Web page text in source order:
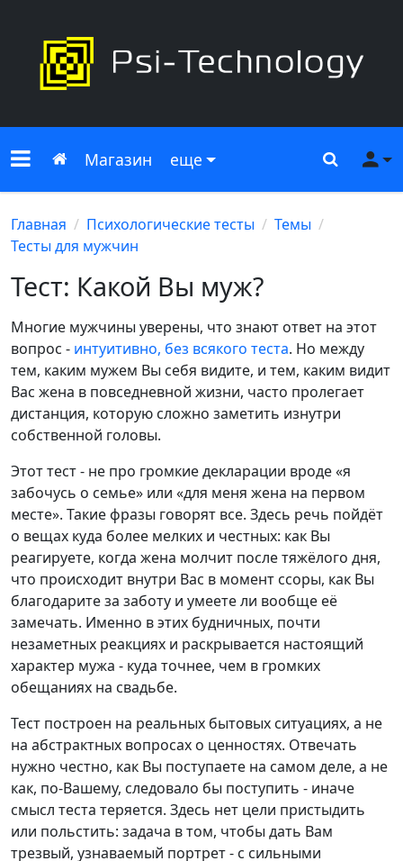
Меню сайта
Главная
Магазин еще Поиск
Главная Психологические тесты
Темы
Тесты для мужчин
Тест: Какой Вы муж?
Многие мужчины уверены, что знают ответ на этот
вопрос - интуитивно, без всякого теста. Но между
тем, каким мужем Вы себя видите, и тем, каким видит
Вас жена в повседневной жизни, часто пролегает
дистанция, которую сложно заметить изнутри
собственной головы.
Этот тест - не про громкие декларации вроде «я
забочусь о семье» или «для меня жена на первом
месте». Такие фразы говорят все. Здесь речь пойдёт
о вещах куда более мелких и честных: как Вы
реагируете, когда жена молчит после тяжёлого дня,
что происходит внутри Вас в момент ссоры, как Вы
благодарите за заботу и умеете ли вообще её
замечать. Именно в этих будничных, почти
незаметных реакциях и раскрывается настоящий
характер мужа - куда точнее, чем в громких
обещаниях на свадьбе.
Тест построен на реальных бытовых ситуациях, а не
на абстрактных вопросах о ценностях. Отвечать
нужно честно, как Вы поступаете на самом деле, а не
как, по-Вашему, следовало бы поступить - иначе
смысл теста теряется. Здесь нет цели пристыдить
или польстить: задача в том, чтобы дать Вам
трезвый, узнаваемый портрет - с сильными